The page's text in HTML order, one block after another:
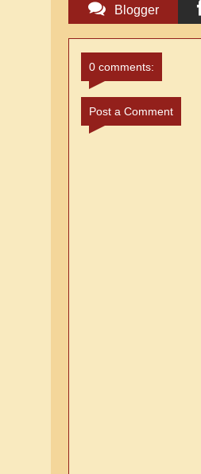
Blogger
Comments
0 comments:
Post a Comment